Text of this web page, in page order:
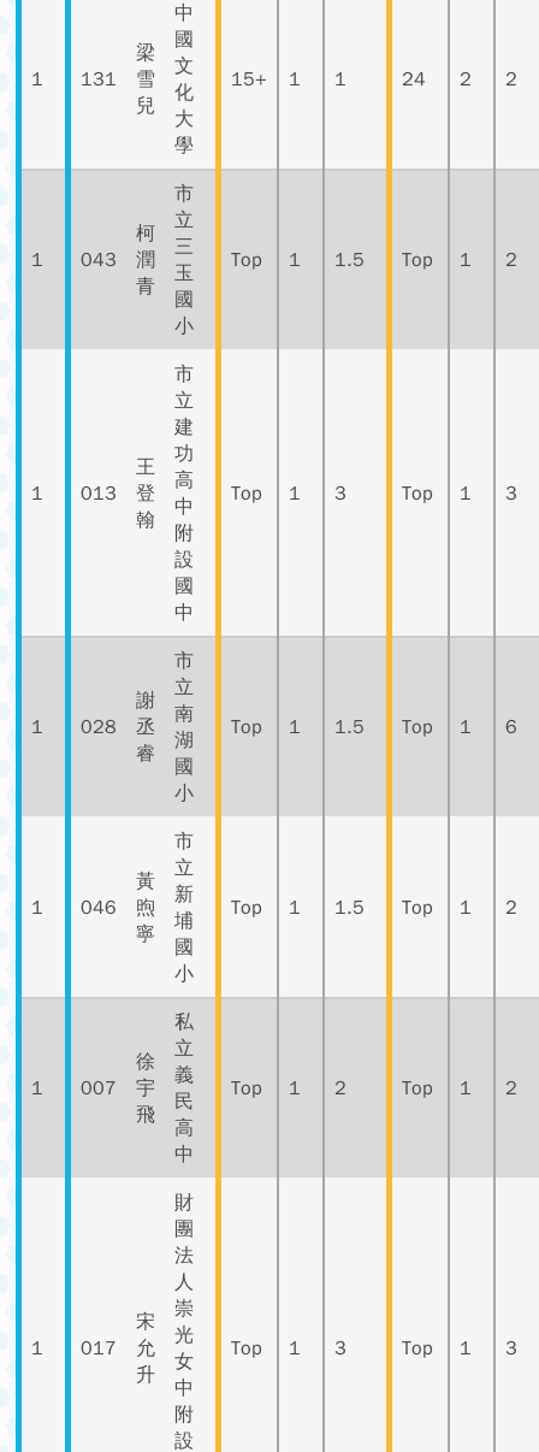
1 131
梁
雪
兒
中
國
文
化
大
學
15+ 1 1 24 2 2
1 043
柯
潤
青
市
立
三
玉
國
小
Top 1 1.5 Top 1 2
1 013
王
登
翰
市
立
建
功
高
中
附
設
國
中
Top 1 3 Top 1 3
1 028
謝
丞
睿
市
立
南
湖
國
小
Top 1 1.5 Top 1 6
1 046
黃
煦
寧
市
立
新
埔
國
小
Top 1 1.5 Top 1 2
1 007
徐
宇
飛
私
立
義
民
高
中
Top 1 2 Top 1 2
1 017
宋
允
升
財
團
法
人
崇
光
女
中
附
設
Top 1 3 Top 1 3